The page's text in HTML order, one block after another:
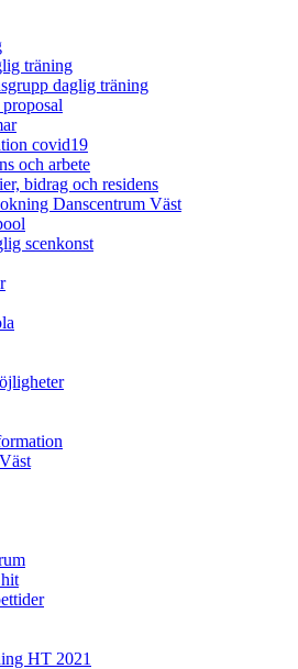
träning
daglig träning
covid19
och arbete
bidrag och residens
Danscentrum Väst
scenkonst
HT 2021